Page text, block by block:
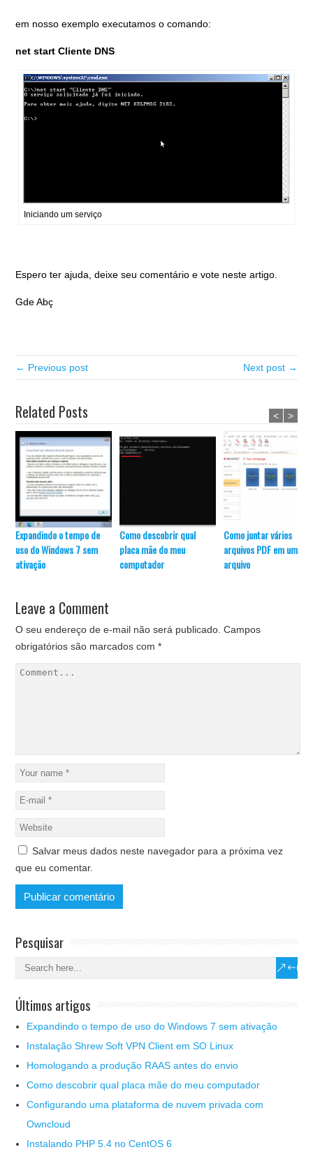
em nosso exemplo executamos o comando:
net start Cliente DNS
Iniciando um serviço
Espero ter ajuda, deixe seu comentário e vote neste artigo.
Gde Abç
← Previous post Next post →
Related Posts
Expandindo o tempo de
uso do Windows 7 sem
ativação
Como descobrir qual
placa mãe do meu
computador
Como juntar vários
arquivos PDF em um
arquivo
< >
Leave a Comment
O seu endereço de e-mail não será publicado. Campos
obrigatórios são marcados com*
Salvar meus dados neste navegador para a próxima vez
que eu comentar.
Pesquisar
Últimos artigos
Expandindo o tempo de uso do Windows 7 sem ativação
Instalação Shrew Soft VPN Client em SO Linux
Homologando a produção RAAS antes do envio
Como descobrir qual placa mãe do meu computador
Configurando uma plataforma de nuvem privada com
Owncloud
Instalando PHP 5.4 no CentOS 6